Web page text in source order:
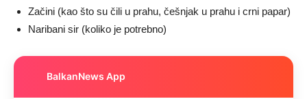
Začini (kao što su čili u prahu, češnjak u prahu i crni papar)
Naribani sir (koliko je potrebno)
BalkanNews App